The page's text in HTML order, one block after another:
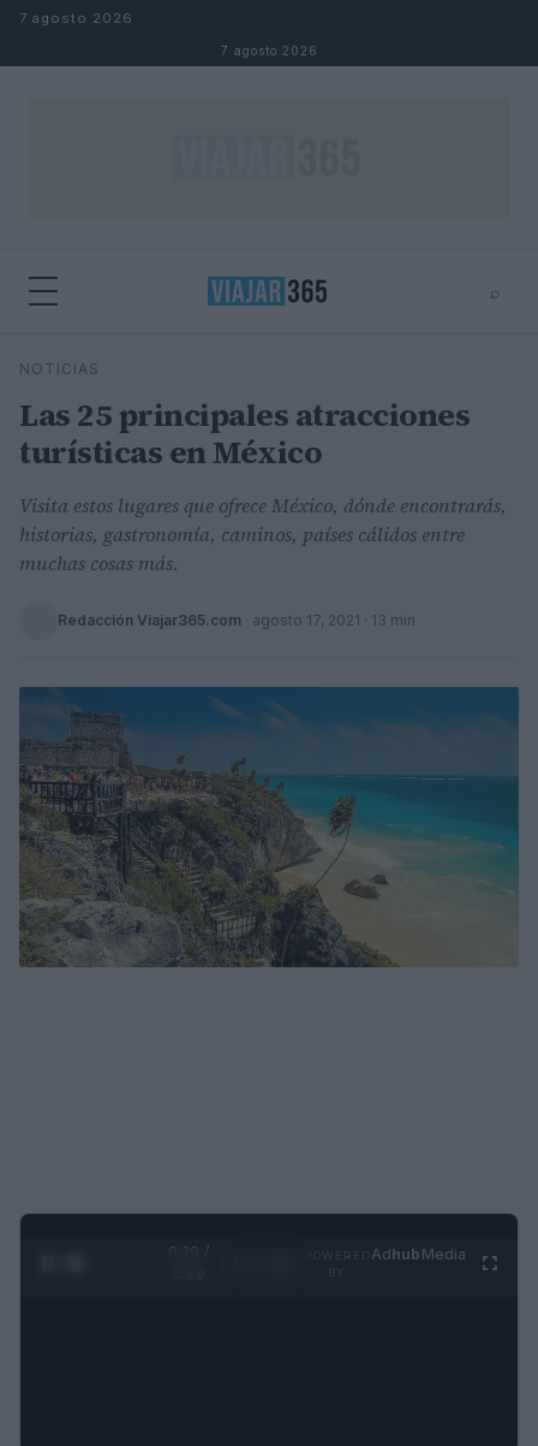
Saltar al contenido
7 agosto 2026
7 agosto 2026
⌕
Buscar
NOTICIAS
Las 25 principales atracciones
turísticas en México
Visita estos lugares que ofrece México, dónde encontrarás,
historias, gastronomía, caminos, países cálidos entre
muchas cosas más.
Redacción Viajar365.com · agosto 17, 2021 · 13 min
0:30 /
Adhub Media